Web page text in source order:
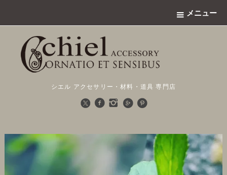
メニュー
シエル アクセサリー・材料・道具 専門店